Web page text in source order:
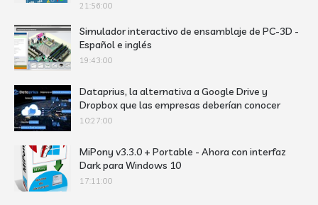
21:56:00
Simulador interactivo de ensamblaje de PC-3D -
Español e inglés
19:43:00
Dataprius, la alternativa a Google Drive y
Dropbox que las empresas deberían conocer
10:27:00
MiPony v3.3.0 + Portable - Ahora con interfaz
Dark para Windows 10
17:11:00